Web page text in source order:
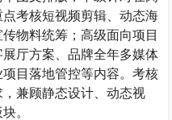
考核短视频剪辑、动态海
物料统筹；高级面向项目
厅方案、品牌全年多媒体
目落地管控等内容。考核
兼顾静态设计、动态视
。